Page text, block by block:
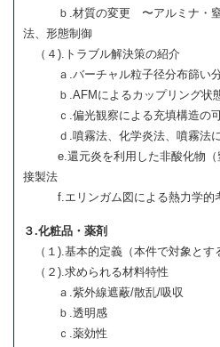
ｂ.材質の変更 〜アルミナ・窒
法、形態制御
（４).トラブル解決策の紹介
ａ.バーチャル粒子径分布篩い分
ｂ.AFMによるカップリング状態
ｃ.偏光観察による充填構造の
ｄ.噴霧法、化学炎法、噴霧法に
e.還元炎を利用した非酸化物（
接製法
f.エリンガム図による熱力学的
３.化粧品・薬剤
（１).基本的定義（本件で対象とす
（２).求められる材料特性
ａ.紫外線遮蔽/散乱/吸収
ｂ.透明感
ｃ.薬効性